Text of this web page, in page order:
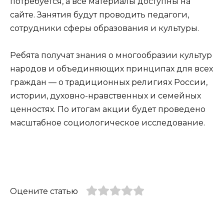
сайте. Занятия будут проводить педагоги,
сотрудники сферы образования и культуры.
Ребята получат знания о многообразии культур
народов и объединяющих принципах для всех
граждан — о традиционных религиях России,
истории, духовно-нравственных и семейных
ценностях. По итогам акции будет проведено
масштабное социологическое исследование.
Оцените статью